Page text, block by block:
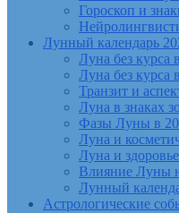
Гороскоп и
Лунный календарь
Луна без курса
Луна без курса
Транзит и
Луна в знаках
Фазы Луны в
Луна и
Луна и здоровье
Влияние Луны
Лунный
Астрологические